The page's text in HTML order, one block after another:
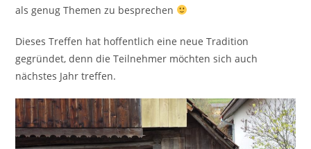
als genug Themen zu besprechen
Dieses Treffen hat hoffentlich eine neue Tradition
gegründet, denn die Teilnehmer möchten sich auch
nächstes Jahr treffen.